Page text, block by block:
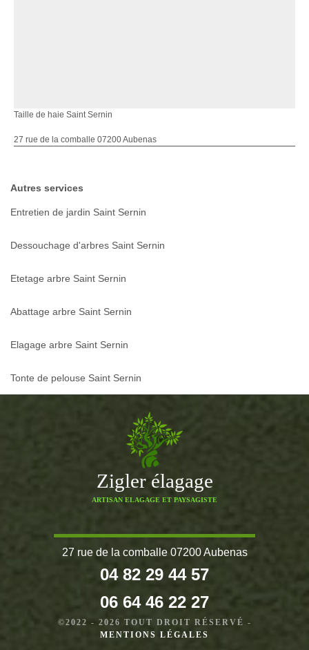
Taille de haie Saint Sernin
27 rue de la comballe 07200 Aubenas
Autres services
Entretien de jardin Saint Sernin
Dessouchage d'arbres Saint Sernin
Etetage arbre Saint Sernin
Abattage arbre Saint Sernin
Elagage arbre Saint Sernin
Tonte de pelouse Saint Sernin
Zigler élagage
ARTISAN ELAGAGE ET PAYSAGISTE
27 rue de la comballe 07200 Aubenas
04 82 29 44 57
06 64 46 22 27
©2022 - 2026 TOUT DROIT RÉSERVÉ -
MENTIONS LÉGALES